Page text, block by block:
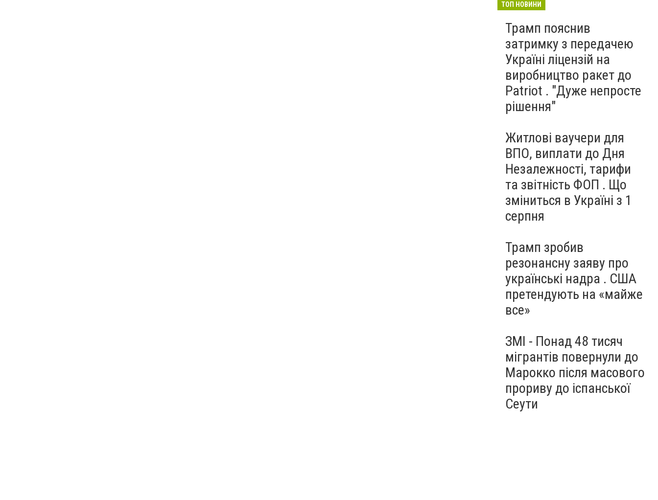
ТОП НОВИНИ
Трамп пояснив
затримку з передачею
Україні ліцензій на
виробництво ракет до
Patriot . "Дуже непросте
рішення"
Житлові ваучери для
ВПО, виплати до Дня
Незалежності, тарифи
та звітність ФОП . Що
зміниться в Україні з 1
серпня
Трамп зробив
резонансну заяву про
українські надра . США
претендують на «майже
все»
ЗМІ - Понад 48 тисяч
мігрантів повернули до
Марокко після масового
прориву до іспанської
Сеути